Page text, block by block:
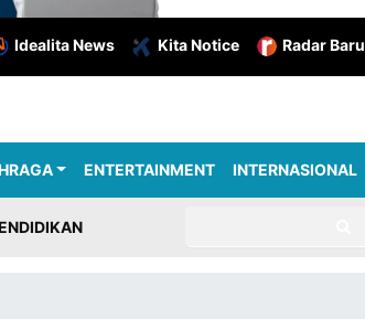
Idealita News Kita Notice Radar Baru
ENTERTAINMENT INTERNASIONAL